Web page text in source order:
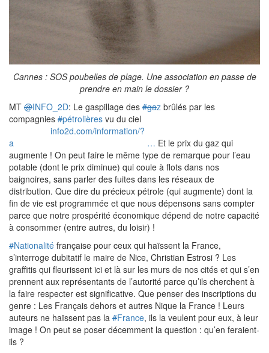
Cannes : SOS poubelles de plage. Une association en passe de
prendre en main le dossier ?
MT @INFO_2D: Le gaspillage des #gaz brûlés par les
compagnies #pétrolières vu du ciel
info2d.com/information/?
a
… Et le prix du gaz qui
augmente ! On peut faire le même type de remarque pour l’eau
potable (dont le prix diminue) qui coule à flots dans nos
baignoires, sans parler des fuites dans les réseaux de
distribution. Que dire du précieux pétrole (qui augmente) dont la
fin de vie est programmée et que nous dépensons sans compter
parce que notre prospérité économique dépend de notre capacité
à consommer (entre autres, du loisir) !
#Nationalité française pour ceux qui haïssent la France,
s’interroge dubitatif le maire de Nice, Christian Estrosi ? Les
graffitis qui fleurissent ici et là sur les murs de nos cités et qui s’en
prennent aux représentants de l’autorité parce qu’ils cherchent à
la faire respecter est significative. Que penser des inscriptions du
genre : Les Français dehors et autres Nique la France ! Leurs
auteurs ne haïssent pas la #France, ils la veulent pour eux, à leur
image ! On peut se poser décemment la question : qu’en feraient-
ils ?